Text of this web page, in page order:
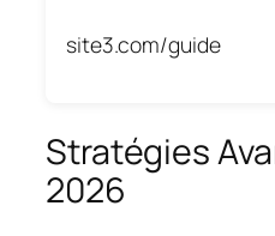
site3.com/guide
Stratégies
2026